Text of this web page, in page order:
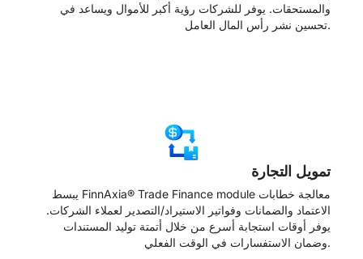
والمستحقات. يوفر للشركات رؤية أكبر للأموال ويساعد في
تحسين نشر رأس المال العامل.
تمويل التجارة
يبسط FinnAxia® Trade Finance module معالجة خطابات
الاعتماد والضمانات وفواتير الاستيراد/التصدير لعملاء الشركات.
يوفر أوقات استجابة أسرع من خلال أتمتة توليد المستندات
وضمان الاستفسارات في الوقت الفعلي.